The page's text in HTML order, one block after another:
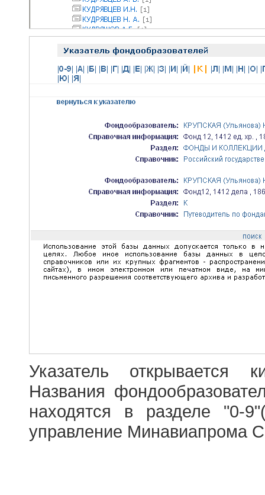
Указатель открывается
Названия
находятся в разделе "0-
управление Минавиапрома